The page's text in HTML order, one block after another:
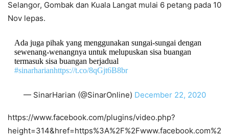
Selangor, Gombak dan Kuala Langat mulai 6 petang pada 10
Nov lepas.
Ada juga pihak yang menggunakan sungai-sungai dengan
sewenang-wenangnya untuk melupuskan sisa buangan
termasuk sisa buangan berjadual
#sinarharianhttps://t.co/8qGjt6B8br
— SinarHarian (@SinarOnline) December 22, 2020
https://www.facebook.com/plugins/video.php?
height=314&href=https%3A%2F%2Fwww.facebook.com%2